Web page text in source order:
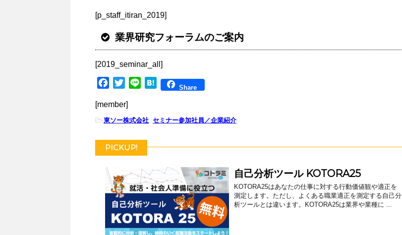
[p_staff_itiran_2019]
業界研究フォーラムのご案内
[2019_seminar_all]
c
e
o
o
i
t
e
r
e
H
e
Share
[member]
-東ソー株式会社, セミナー参加社員／企業紹介
PICKUP!
自己分析ツール KOTORA25
KOTORA25はあなたの仕事に対する行動価値観や適正を
測定します。ただし、よくある職業適正を測定する自己分
析ツールとは違います。KOTORA25は業界や業種に ...